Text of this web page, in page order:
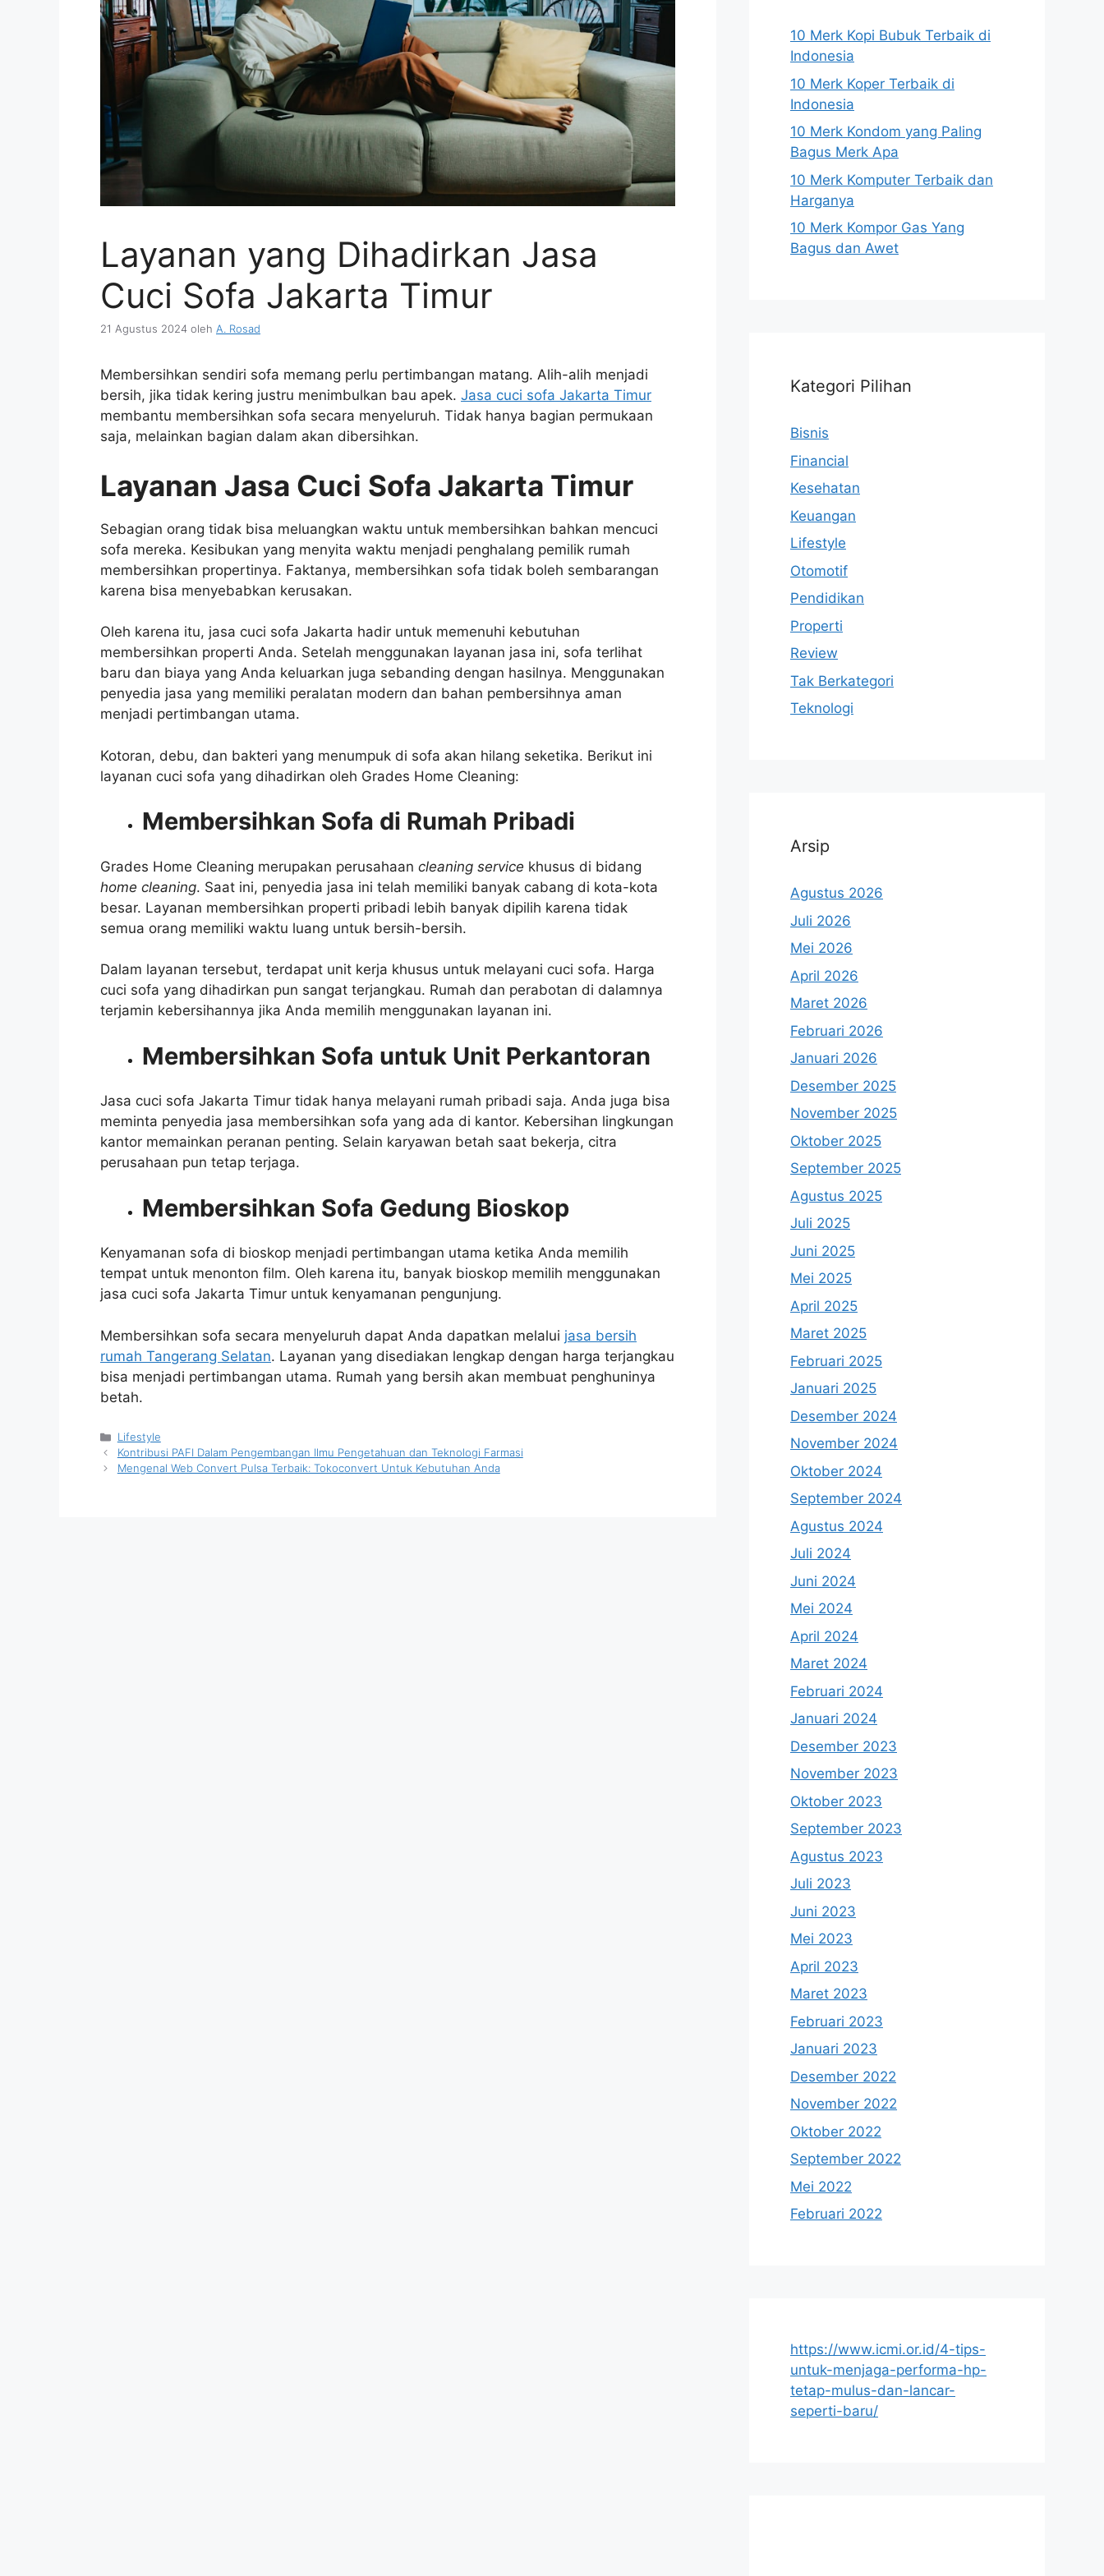
Layanan yang Dihadirkan Jasa
Cuci Sofa Jakarta Timur
21 Agustus 2024 oleh A. Rosad
Membersihkan sendiri sofa memang perlu pertimbangan matang. Alih-alih menjadi
bersih, jika tidak kering justru menimbulkan bau apek. Jasa cuci sofa Jakarta Timur
membantu membersihkan sofa secara menyeluruh. Tidak hanya bagian permukaan
saja, melainkan bagian dalam akan dibersihkan.
Layanan Jasa Cuci Sofa Jakarta Timur
Sebagian orang tidak bisa meluangkan waktu untuk membersihkan bahkan mencuci
sofa mereka. Kesibukan yang menyita waktu menjadi penghalang pemilik rumah
membersihkan propertinya. Faktanya, membersihkan sofa tidak boleh sembarangan
karena bisa menyebabkan kerusakan.
Oleh karena itu, jasa cuci sofa Jakarta hadir untuk memenuhi kebutuhan
membersihkan properti Anda. Setelah menggunakan layanan jasa ini, sofa terlihat
baru dan biaya yang Anda keluarkan juga sebanding dengan hasilnya. Menggunakan
penyedia jasa yang memiliki peralatan modern dan bahan pembersihnya aman
menjadi pertimbangan utama.
Kotoran, debu, dan bakteri yang menumpuk di sofa akan hilang seketika. Berikut ini
layanan cuci sofa yang dihadirkan oleh Grades Home Cleaning:
Membersihkan Sofa di Rumah Pribadi
Grades Home Cleaning merupakan perusahaan cleaning service khusus di bidang
home cleaning. Saat ini, penyedia jasa ini telah memiliki banyak cabang di kota-kota
besar. Layanan membersihkan properti pribadi lebih banyak dipilih karena tidak
semua orang memiliki waktu luang untuk bersih-bersih.
Dalam layanan tersebut, terdapat unit kerja khusus untuk melayani cuci sofa. Harga
cuci sofa yang dihadirkan pun sangat terjangkau. Rumah dan perabotan di dalamnya
terjamin kebersihannya jika Anda memilih menggunakan layanan ini.
Membersihkan Sofa untuk Unit Perkantoran
Jasa cuci sofa Jakarta Timur tidak hanya melayani rumah pribadi saja. Anda juga bisa
meminta penyedia jasa membersihkan sofa yang ada di kantor. Kebersihan lingkungan
kantor memainkan peranan penting. Selain karyawan betah saat bekerja, citra
perusahaan pun tetap terjaga.
Membersihkan Sofa Gedung Bioskop
Kenyamanan sofa di bioskop menjadi pertimbangan utama ketika Anda memilih
tempat untuk menonton film. Oleh karena itu, banyak bioskop memilih menggunakan
jasa cuci sofa Jakarta Timur untuk kenyamanan pengunjung.
Membersihkan sofa secara menyeluruh dapat Anda dapatkan melalui jasa bersih
rumah Tangerang Selatan. Layanan yang disediakan lengkap dengan harga terjangkau
bisa menjadi pertimbangan utama. Rumah yang bersih akan membuat penghuninya
betah.
Kategori
Lifestyle
Kontribusi PAFI Dalam Pengembangan Ilmu Pengetahuan dan Teknologi Farmasi
Mengenal Web Convert Pulsa Terbaik: Tokoconvert Untuk Kebutuhan Anda
10 Merk Kopi Bubuk Terbaik di
Indonesia
10 Merk Koper Terbaik di
Indonesia
10 Merk Kondom yang Paling
Bagus Merk Apa
10 Merk Komputer Terbaik dan
Harganya
10 Merk Kompor Gas Yang
Bagus dan Awet
Kategori Pilihan
Bisnis
Financial
Kesehatan
Keuangan
Lifestyle
Otomotif
Pendidikan
Properti
Review
Tak Berkategori
Teknologi
Arsip
Agustus 2026
Juli 2026
Mei 2026
April 2026
Maret 2026
Februari 2026
Januari 2026
Desember 2025
November 2025
Oktober 2025
September 2025
Agustus 2025
Juli 2025
Juni 2025
Mei 2025
April 2025
Maret 2025
Februari 2025
Januari 2025
Desember 2024
November 2024
Oktober 2024
September 2024
Agustus 2024
Juli 2024
Juni 2024
Mei 2024
April 2024
Maret 2024
Februari 2024
Januari 2024
Desember 2023
November 2023
Oktober 2023
September 2023
Agustus 2023
Juli 2023
Juni 2023
Mei 2023
April 2023
Maret 2023
Februari 2023
Januari 2023
Desember 2022
November 2022
Oktober 2022
September 2022
Mei 2022
Februari 2022
https://www.icmi.or.id/4-tips-
untuk-menjaga-performa-hp-
tetap-mulus-dan-lancar-
seperti-baru/